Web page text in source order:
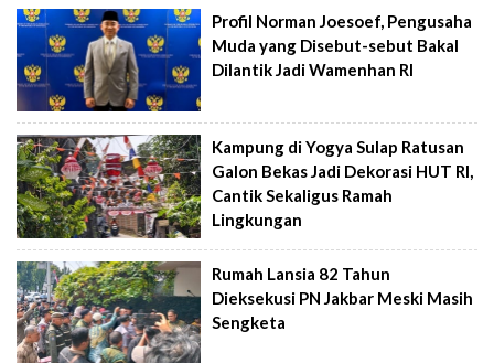
Profil Norman Joesoef, Pengusaha
Muda yang Disebut-sebut Bakal
Dilantik Jadi Wamenhan RI
Kampung di Yogya Sulap Ratusan
Galon Bekas Jadi Dekorasi HUT RI,
Cantik Sekaligus Ramah
Lingkungan
Rumah Lansia 82 Tahun
Dieksekusi PN Jakbar Meski Masih
Sengketa